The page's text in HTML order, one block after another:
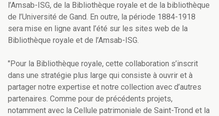
l’Amsab-ISG, de la Bibliothèque royale et de la bibliothèque
de l’Université de Gand. En outre, la période 1884-1918
sera mise en ligne avant l’été sur les sites web de la
Bibliothèque royale et de l’Amsab-ISG.
"Pour la Bibliothèque royale, cette collaboration s’inscrit
dans une stratégie plus large qui consiste à ouvrir et à
partager notre expertise et notre collection avec d’autres
partenaires. Comme pour de précédents projets,
notamment avec la Cellule patrimoniale de Saint-Trond et la